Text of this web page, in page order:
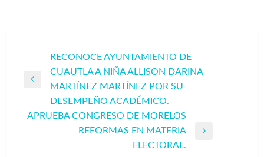
Navegación
de
entradas
Entrada
anterior
RECONOCE AYUNTAMIENTO DE
CUAUTLA A NIÑA ALLISON DARINA
MARTÍNEZ MARTÍNEZ POR SU
DESEMPEÑO ACADÉMICO.
APRUEBA CONGRESO DE MORELOS
REFORMAS EN MATERIA
ELECTORAL.